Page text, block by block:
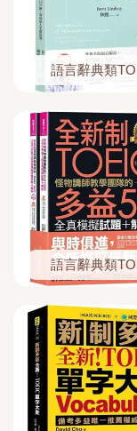
語言辭典類
語言辭典類